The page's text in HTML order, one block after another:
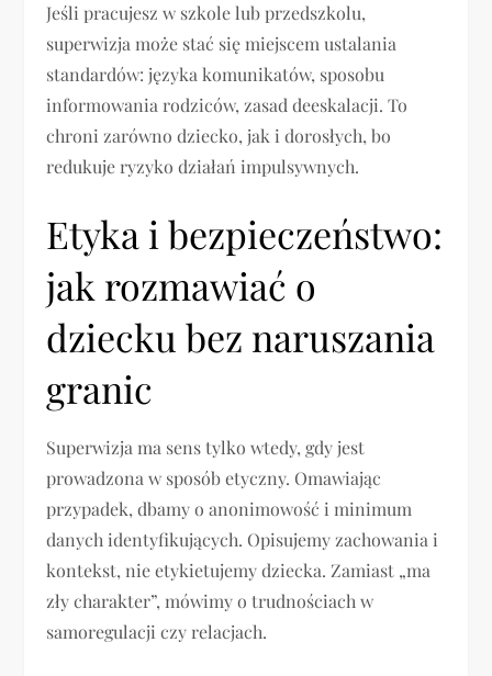
Jeśli pracujesz w szkole lub przedszkolu,
superwizja może stać się miejscem ustalania
standardów: języka komunikatów, sposobu
informowania rodziców, zasad deeskalacji. To
chroni zarówno dziecko, jak i dorosłych, bo
redukuje ryzyko działań impulsywnych.
Etyka i bezpieczeństwo:
jak rozmawiać o
dziecku bez naruszania
granic
Superwizja ma sens tylko wtedy, gdy jest
prowadzona w sposób etyczny. Omawiając
przypadek, dbamy o anonimowość i minimum
danych identyfikujących. Opisujemy zachowania i
kontekst, nie etykietujemy dziecka. Zamiast „ma
zły charakter”, mówimy o trudnościach w
samoregulacji czy relacjach.